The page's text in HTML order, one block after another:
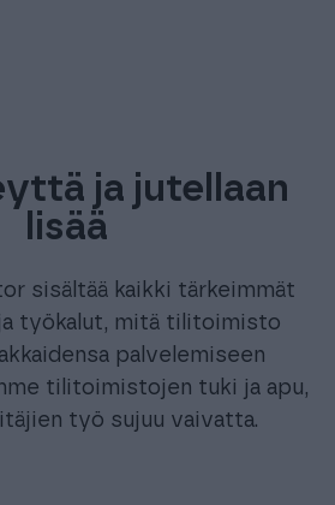
ja jutellaan
lisää
sisältää kaikki tärkeimmät
työkalut, mitä tilitoimisto
palvelemiseen
tilitoimistojen tuki ja apu,
työ sujuu vaivatta.